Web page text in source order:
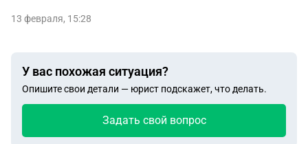
13 февраля, 15:28
У вас похожая ситуация?
Опишите свои детали — юрист подскажет, что делать.
Задать свой вопрос